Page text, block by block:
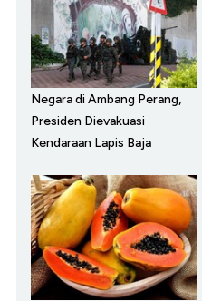
Negara di Ambang Perang,
Presiden Dievakuasi
Kendaraan Lapis Baja